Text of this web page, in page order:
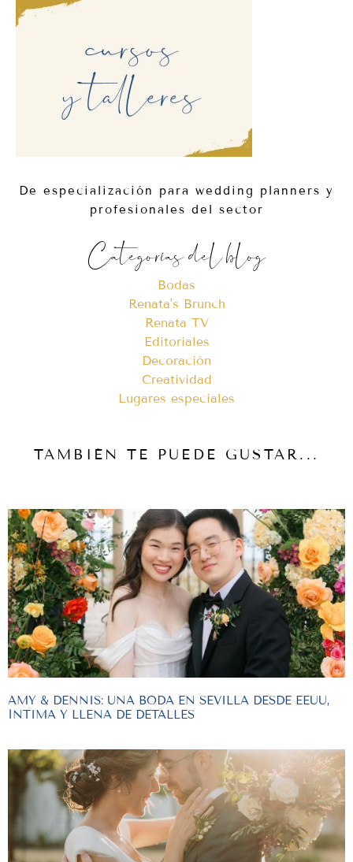
De especialización para wedding planners y
profesionales del sector
Categorías del blog
Bodas
Renata's Brunch
Renata TV
Editoriales
Decoración
Creatividad
Lugares especiales
TAMBIÉN TE PUEDE GUSTAR...
AMY & DENNIS: UNA BODA EN SEVILLA DESDE EEUU,
ÍNTIMA Y LLENA DE DETALLES